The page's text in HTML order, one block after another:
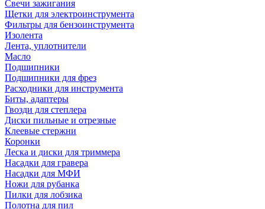
Свечи зажигания
Щетки для электроинструмента
Фильтры для бензоинструмента
Изолента
Лента, уплотнители
Масло
Подшипники
Подшипники для фрез
Расходники для инструмента
Биты, адаптеры
Гвозди для степлера
Диски пильные и отрезные
Клеевые стержни
Коронки
Леска и диски для триммера
Насадки для гравера
Насадки для МФИ
Ножи для рубанка
Пилки для лобзика
Полотна для пил